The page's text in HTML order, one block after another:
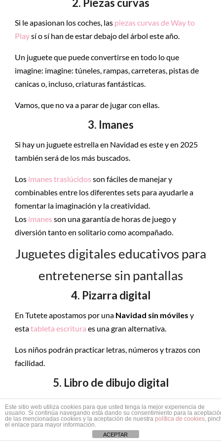
Si le apasionan los coches, las piezas curvas de Way to
Playsí o sí han de estar debajo del árbol este año.
Un juguete que puede convertirse en todo lo que
imagine: imagine: túneles, rampas, carreteras, pistas de
canicas o, incluso, criaturas fantásticas.
Vamos, que no va a parar de jugar con ellas.
3. Imanes
Si hay un juguete estrella en Navidad es este y en 2025
también será de los más buscados.
Los imanes traslúcidos son fáciles de manejar y
combinables entre los diferentes sets para ayudarle a
fomentar la imaginación y la creatividad.
Los imanes son una garantía de horas de juego y
diversión tanto en solitario como acompañado.
Juguetes digitales educativos para
entretenerse sin pantallas
4. Pizarra digital
En Tutete apostamos por una Navidad sin móviles y
estatableta escritura es una gran alternativa.
Los niños podrán practicar letras, números y trazos con
facilidad.
5. Libro de dibujo digital
A la mayoría de peques les encanta dibujar, pero como
no puedes guardar todas sus creaciones, unapizarra
digital como estases ideal.
Este sitio web utiliza cookies para que usted tenga la mejor experiencia de
usuario. Si continúa navegando está dando su consentimiento para la
de las mencionadas cookies y la aceptación de nuestra política de cookies,
el enlace para mayor información.
ACEPTAR